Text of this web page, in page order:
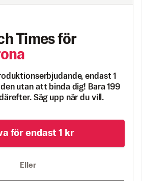
Times för
endast 1
utan att binda dig! Bara 199
Säg upp när du vill.
för endast 1 kr
Eller